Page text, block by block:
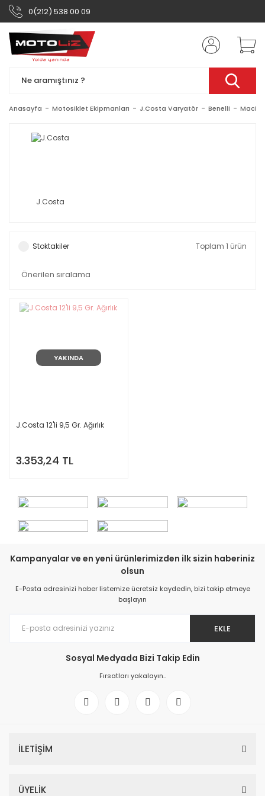
0(212) 538 00 09
Anasayfa Motosiklet Ekipmanları J.Costa Varyatör Benelli Macis
J.Costa
Stoktakiler Toplam 1 ürün
YAKINDA
J.Costa 12'li 9,5 Gr. Ağırlık
3.353,24 TL
Kampanyalar ve en yeni ürünlerimizden ilk sizin haberiniz
olsun
E-Posta adresinizi haber listemize ücretsiz kaydedin, bizi takip etmeye
başlayın
EKLE
Sosyal Medyada Bizi Takip Edin
Fırsatları yakalayın..
İLETİŞİM
ÜYELİK